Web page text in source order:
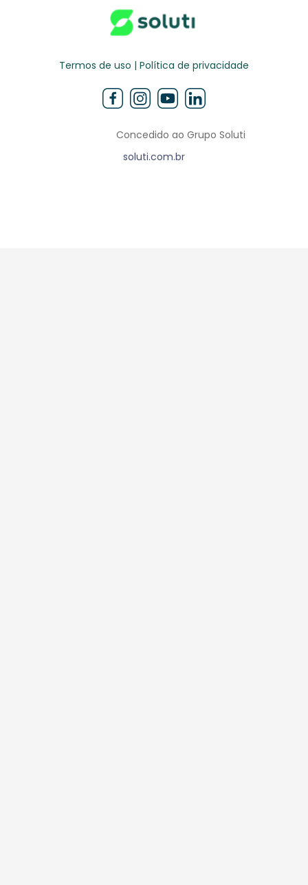
Termos de uso | Política de privacidade
Concedido ao Grupo Soluti
soluti.com.br